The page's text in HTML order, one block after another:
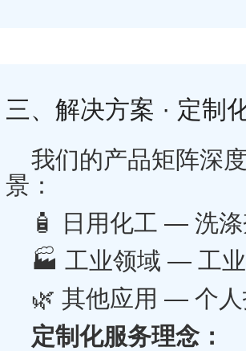
三、解决方案 · 定制
我们的产品矩阵深
景：
🧴 日用化工 — 洗
🏭 工业领域 — 工
🌿 其他应用 — 个
定制化服务理念：